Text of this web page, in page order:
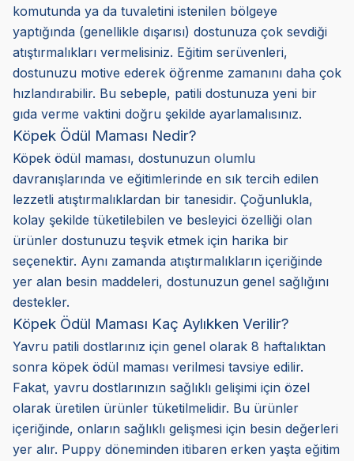
komutunda ya da tuvaletini istenilen bölgeye
yaptığında (genellikle dışarısı) dostunuza çok sevdiği
atıştırmalıkları vermelisiniz. Eğitim serüvenleri,
dostunuzu motive ederek öğrenme zamanını daha çok
hızlandırabilir. Bu sebeple, patili dostunuza yeni bir
gıda verme vaktini doğru şekilde ayarlamalısınız.
Köpek Ödül Maması Nedir?
Köpek ödül maması, dostunuzun olumlu
davranışlarında ve eğitimlerinde en sık tercih edilen
lezzetli atıştırmalıklardan bir tanesidir. Çoğunlukla,
kolay şekilde tüketilebilen ve besleyici özelliği olan
ürünler dostunuzu teşvik etmek için harika bir
seçenektir. Aynı zamanda atıştırmalıkların içeriğinde
yer alan besin maddeleri, dostunuzun genel sağlığını
destekler.
Köpek Ödül Maması Kaç Aylıkken Verilir?
Yavru patili dostlarınız için genel olarak 8 haftalıktan
sonra köpek ödül maması verilmesi tavsiye edilir.
Fakat, yavru dostlarınızın sağlıklı gelişimi için özel
olarak üretilen ürünler tüketilmelidir. Bu ürünler
içeriğinde, onların sağlıklı gelişmesi için besin değerleri
yer alır. Puppy döneminden itibaren erken yaşta eğitim